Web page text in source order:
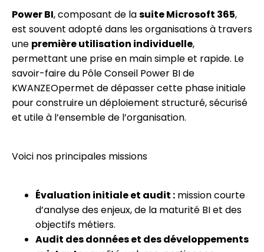
Power BI, composant de lasuite Microsoft 365,
est souvent adopté dans les organisations à travers
une première utilisation individuelle,
permettant une prise en main simple et rapide. Le
savoir-faire du Pôle Conseil Power BI de
KWANZEOpermet de dépasser cette phase initiale
pour construire un déploiement structuré, sécurisé
et utile à l’ensemble de l’organisation.
Voici nos principales missions
Évaluation initiale et audit : mission courte
d’analyse des enjeux, de la maturité BI et des
objectifs métiers.
Audit des données et des développements